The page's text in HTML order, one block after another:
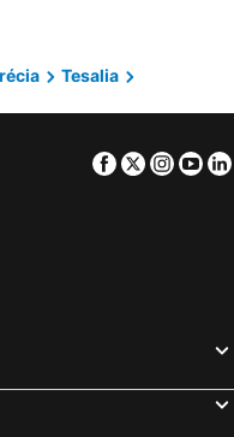
Tesalia Hotéis
Tesalia Hotéis
Tesalia Hotéis
Tesalia Hotéis
Sul do Mar Egeu Hotéis
Tesalia
Facebook
Twitter